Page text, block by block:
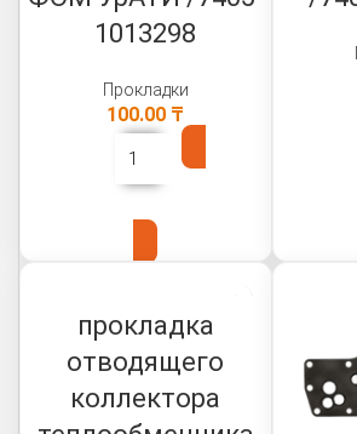
1013298
Прокладки
100.00 ₸
прокладка
отводящего
коллектора